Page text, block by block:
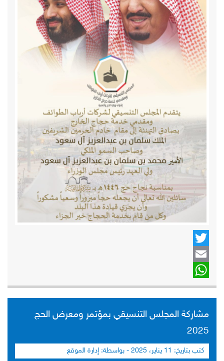
Twitter
Email
WhatsApp
مشاركة المجلس التنسيقي بمؤتمر ومعرض الحج
2025
كتب بتاريخ: 11 يناير، 2025 - بواسطة: إدارة الموقع